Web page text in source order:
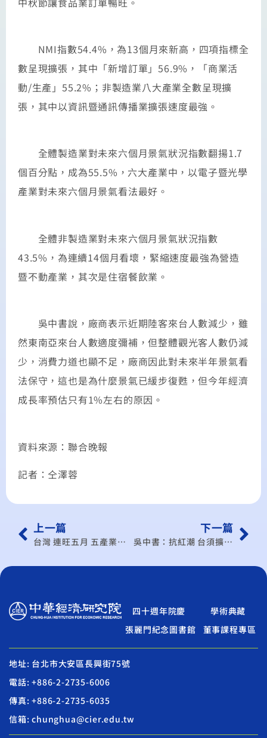
NMI指數54.4%，為13個月來新高，四項指標全
數呈現擴張，其中「新增訂單」56.9%，「商業活
動/生產」55.2%；非製造業八大產業全數呈現擴
張，其中以資訊暨通訊傳播業擴張速度最強。
全體製造業對未來六個月景氣狀況指數翻揚1.7
個百分點，成為55.5%，六大產業中，以電子暨光學
產業對未來六個月景氣看法最好。
全體非製造業對未來六個月景氣狀況指數
43.5%，為連續14個月看壞，緊縮速度最強為營造
暨不動產業，其次是住宿餐飲業。
吳中書說，廠商表示近期陸客來台人數減少，雖
然東南亞來台人數適度彌補，但整體觀光客人數仍減
少，消費力道也顯不足，廠商因此對未來半年景氣看
法保守，這也是為什麼景氣已緩步復甦，但今年經濟
成長率預估只有1%左右的原因。
資料來源：聯合晚報
記者：仝澤蓉
上一篇
台灣 連旺五月 五產業助攻
下一篇
吳中書：抗紅潮 台須擴大開放
四十週年院慶
學術典藏
張麗門紀念圖書館
董事課程專區
地址: 台北市大安區長興街75號
電話: +886-2-2735-6006
傳真: +886-2-2735-6035
信箱: chunghua@cier.edu.tw